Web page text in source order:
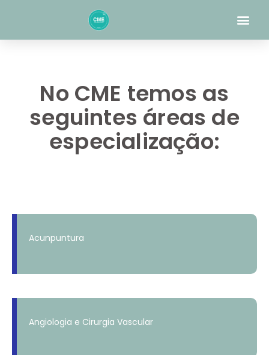
No CME temos as
seguintes áreas de
especialização:
Acunpuntura
Angiologia e Cirurgia Vascular